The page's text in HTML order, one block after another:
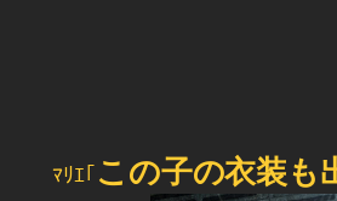
ﾏﾘｴ｢ この子の衣装も